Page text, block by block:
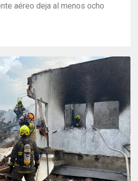
aéreo deja al menos ocho